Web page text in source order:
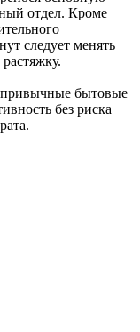
отдел. Кроме
следует менять
привычные бытовые
без риска